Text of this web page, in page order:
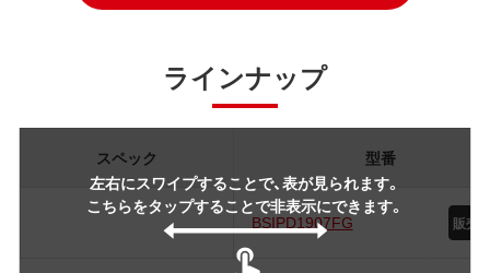
ラインナップ
左右にスワイプすることで、表が見られます。
こちらをタップすることで非表示にできます。
スペック 型番
BSIPD1907FG